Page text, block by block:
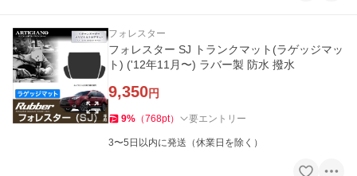
フォレスター
フォレスター SJ トランクマット(ラゲッジマッ
ト) ('12年11月〜) ラバー製 防水 撥水
9,350円
9% （768pt） 要エントリー
3〜5日以内に発送（休業日を除く）